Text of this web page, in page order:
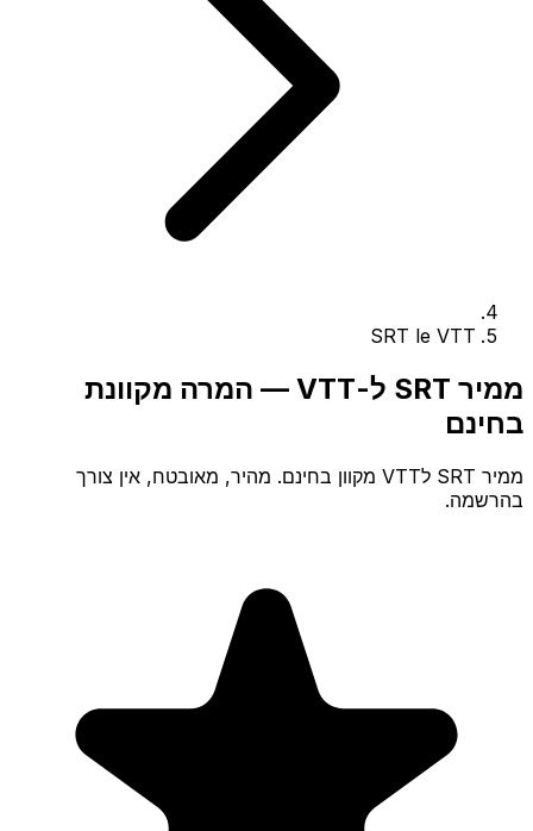
SRT le VTT
ממיר SRT ל-VTT — המרה מקוונת
בחינם
ממיר SRT לVTT מקוון בחינם. מהיר, מאובטח, אין צורך
בהרשמה.